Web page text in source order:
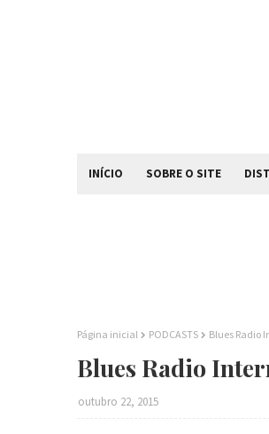
INÍCIO SOBRE O SITE
Página inicial PODCASTS Blues Radio
Blues Radio
outubro 22, 2015